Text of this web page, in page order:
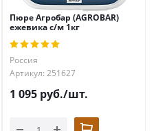
Пюре Агробар (AGROBAR)
ежевика с/м 1кг
Россия
Артикул: 251627
1 095 руб./шт.